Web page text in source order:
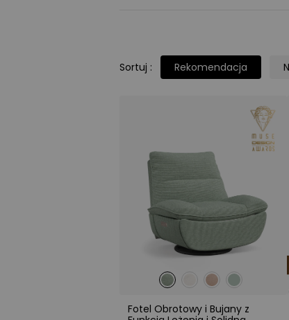
Sortuj : Rekomendacja
Fotel Obrotowy i Bujany z